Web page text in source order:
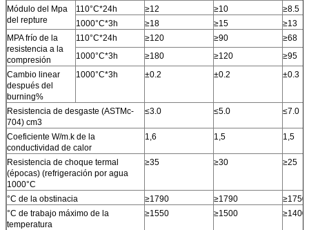
Módulo del Mpa
del repture
110°C*24h ≥12 ≥10
≥8.5
1000°C*3h
≥18 ≥15
≥13
MPA frío de la
resistencia a la
compresión
110°C*24h ≥120 ≥90
≥68
1000°C*3h
≥180 ≥120
≥95
Cambio linear
después del
burning%
1000°C*3h ±0.2 ±0.2 ±0.3
Resistencia de desgaste (ASTMc-
704) cm3
≤3.0 ≤5.0 ≤7.0
Coeficiente W/m.k de la
conductividad de calor
1,6 1,5 1,5
Resistencia de choque termal
(épocas) (refrigeración por agua
1000°C
≥35 ≥30 ≥25
°C de la obstinacia ≥1790 ≥1790
≥1750
°C de trabajo máximo de la
temperatura
≥1550 ≥1500 ≥1400